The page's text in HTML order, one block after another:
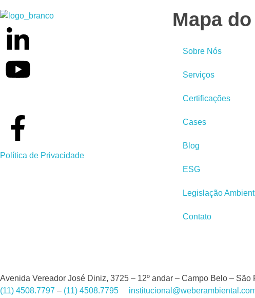
Weber Ambiental
Consultoria e Engenharia Ambiental
Política de Privacidade
Mapa
Sobre Nós
Serviços
Certificações
Cases
Blog
ESG
Legislação
Contato
Avenida Vereador José Diniz, 3725 – 12º andar – Campo Belo – São
(11) 4508.7797 – (11) 4508.7795